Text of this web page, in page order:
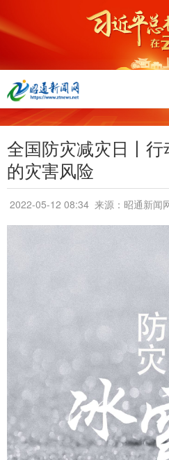
全国防灾减灾日丨
的灾害风险
2022-05-12 08:34 来源：昭通新闻